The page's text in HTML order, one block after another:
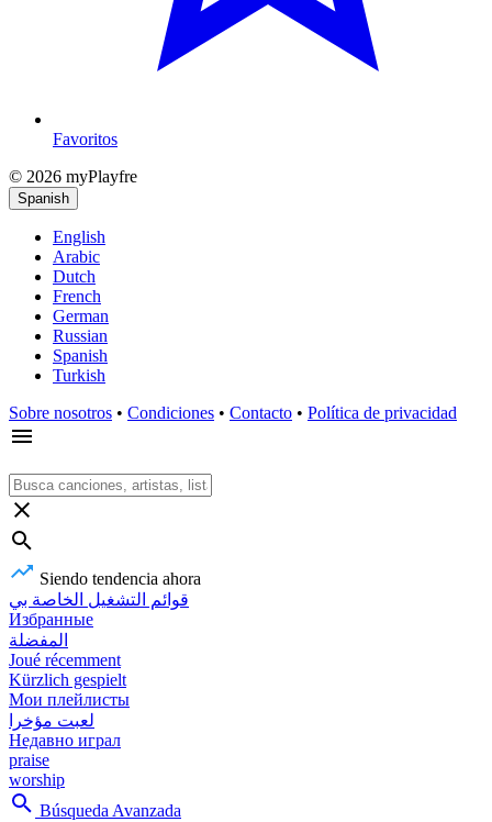
Favoritos
© 2026 myPlayfre
Spanish
English
Arabic
Dutch
French
German
Russian
Spanish
Turkish
Sobre nosotros • Condiciones • Contacto • Política de privacidad
Siendo tendencia ahora
قوائم التشغيل الخاصة بي
Избранные
المفضلة
Joué récemment
Kürzlich gespielt
Мои плейлисты
لعبت مؤخرا
Недавно играл
praise
worship
Búsqueda Avanzada